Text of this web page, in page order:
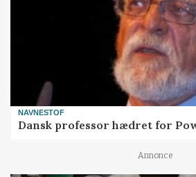
NAVNESTOF
Dansk professor hædret for
Annonce